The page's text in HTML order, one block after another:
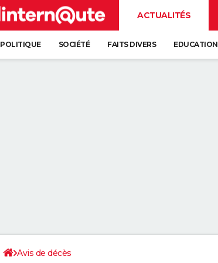
ACTUALITÉS
POLITIQUE SOCIÉTÉ FAITS DIVERS EDUCATION
Avis de décès